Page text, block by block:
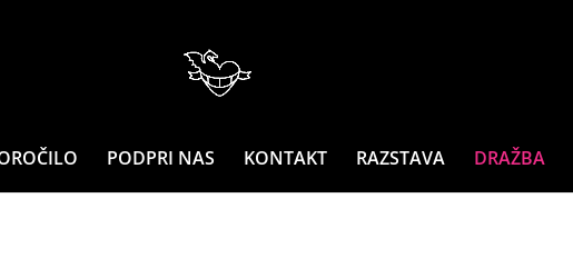
PODPRI NAS KONTAKT RAZSTAVA DRAŽBA